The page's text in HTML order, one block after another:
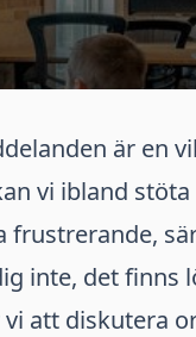
är en
vi ibland
frustrerande,
inte, det finns
att diskutera